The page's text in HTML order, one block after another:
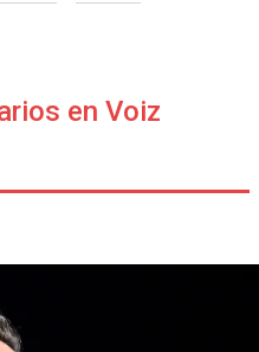
en Voiz